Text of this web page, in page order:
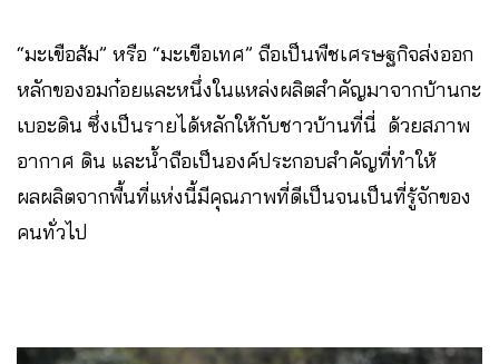
“มะเขือส้ม” หรือ “มะเขือเทศ” ถือเป็นพืชเศรษฐกิจส่งออก
หลักของอมก๋อยและหนึ่งในแหล่งผลิตสำคัญมาจากบ้านกะ
เบอะดิน ซึ่งเป็นรายได้หลักให้กับชาวบ้านที่นี่ ด้วยสภาพ
อากาศ ดิน และน้ำถือเป็นองค์ประกอบสำคัญที่ทำให้
ผลผลิตจากพื้นที่แห่งนี้มีคุณภาพที่ดีเป็นจนเป็นที่รู้จักของ
คนทั่วไป